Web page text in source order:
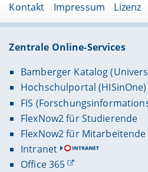
Kontakt Impressum Lizenz
Zentrale Online-Services
Bamberger Katalog
Hochschulportal (HISinOne)
FIS
FlexNow2 für Studierende
FlexNow2 für Mitarbeitende
Intranet
Office 365